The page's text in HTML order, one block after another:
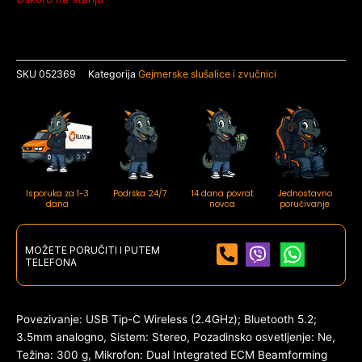
SKU 052369 Kategorija Gejmerske slušalice i zvučnici
Isporuka za 1-3
dana
Podrška 24/7
14 dana povrat
novca
Jednostavno
poručivanje
MOŽETE PORUČITI I PUTEM
TELEFONA
Povezivanje: USB Tip-C Wireless (2.4GHz); Bluetooth 5.2;
3.5mm analogno, Sistem: Stereo, Pozadinsko osvetljenje: Ne,
Težina: 300 g, Mikrofon: Dual Integrated ECM Beamforming